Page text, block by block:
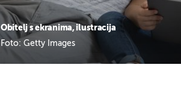
Obitelj s ekranima, ilustracija
Foto: Getty Images